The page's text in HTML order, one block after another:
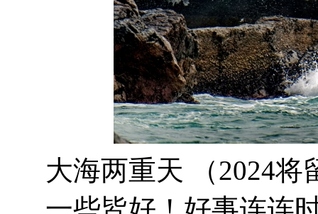
大海两重天 （2024将